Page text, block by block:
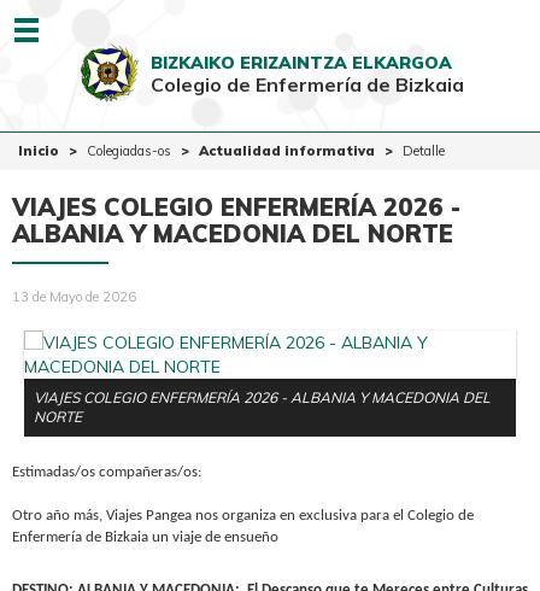
EUSK CAST
Colegiadas-os
BIZKAIKO ERIZAINTZA ELKARGOA
Colegio de Enfermería de Bizkaia
Inicio Colegiadas-os Actualidad informativa Detalle
VIAJES COLEGIO ENFERMERÍA 2026 -
ALBANIA Y MACEDONIA DEL NORTE
13 de Mayo de 2026
VIAJES COLEGIO ENFERMERÍA 2026 - ALBANIA Y MACEDONIA DEL
NORTE
Estimadas/os compañeras/os:
Otro año más, Viajes Pangea nos organiza en exclusiva para el Colegio de
Enfermería de Bizkaia un viaje de ensueño